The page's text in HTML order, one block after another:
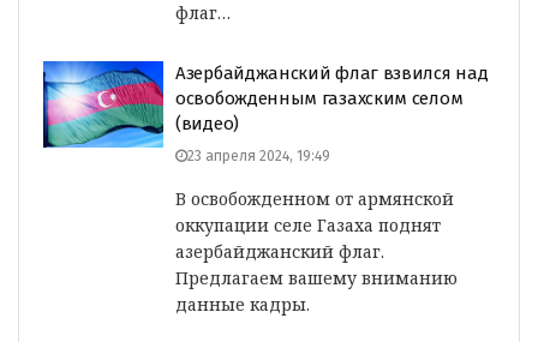
флаг…
Азербайджанский флаг взвился над
освобожденным газахским селом
(видео)
23 апреля 2024, 19:49
В освобожденном от армянской
оккупации селе Газаха поднят
азербайджанский флаг.
Предлагаем вашему вниманию
данные кадры.